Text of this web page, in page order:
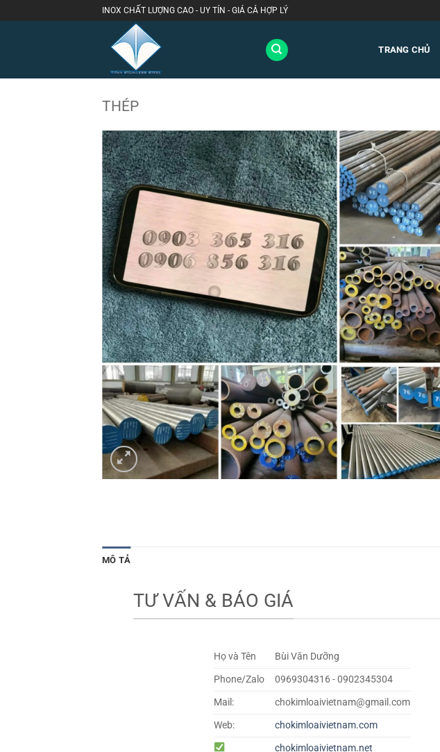
qua
INOX CHẤT LƯỢNG CAO - UY TÍN - GIÁ CẢ HỢP LÝ
TRANG CHỦ
THÉP
MÔ TẢ
TƯ VẤN & BÁO GIÁ
Họ và Tên
Bùi Văn Dưỡng
Phone/Zalo
0969304316 - 0902345304
Mail:
chokimloaivietnam@gmail.com
Web:
chokimloaivietnam.com
chokimloaivietnam.net